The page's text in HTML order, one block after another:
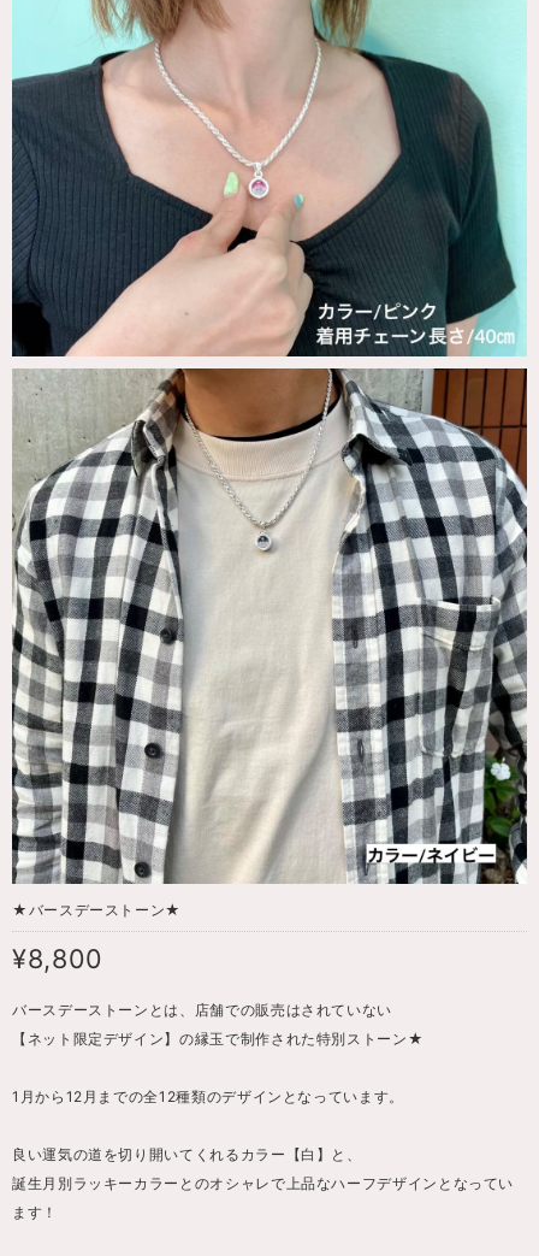
★バースデーストーン★
¥8,800
バースデーストーンとは、店舗での販売はされていない
【ネット限定デザイン】の縁玉で制作された特別ストーン★
1月から12月までの全12種類のデザインとなっています。
良い運気の道を切り開いてくれるカラー【白】と、
誕生月別ラッキーカラーとのオシャレで上品なハーフデザインとなってい
ます！